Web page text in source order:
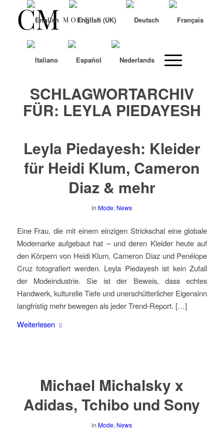
SCHLAGWORTARCHIV
FÜR: LEYLA PIEDAYESH
Leyla Piedayesh: Kleider
für Heidi Klum, Cameron
Diaz & mehr
in Mode, News
Eine Frau, die mit einem einzigen Strickschal eine globale
Modemarke aufgebaut hat – und deren Kleider heute auf
den Körpern von Heidi Klum, Cameron Diaz und Penélope
Cruz fotografiert werden. Leyla Piedayesh ist kein Zufall
der Modeindustrie. Sie ist der Beweis, dass echtes
Handwerk, kulturelle Tiefe und unerschütterlicher Eigensinn
langfristig mehr bewegen als jeder Trend-Report. […]
Weiterlesen
Michael Michalsky x
Adidas, Tchibo und Sony
in Mode, News